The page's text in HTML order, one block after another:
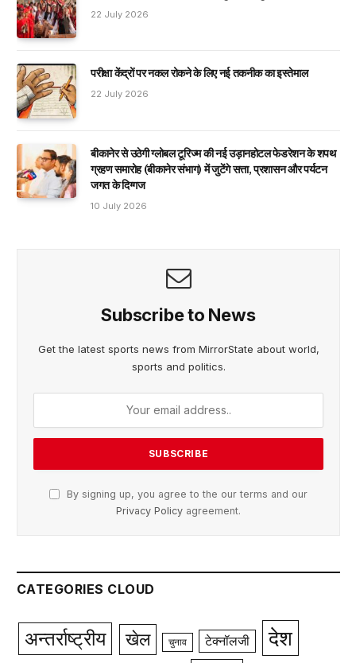
22 July 2026
परीक्षा केंद्रों पर नकल रोकने के लिए नई तकनीक का इस्तेमाल
22 July 2026
बीकानेर से उठेगी ग्लोबल टूरिज्म की नई उड़ानहोटल फेडरेशन के शपथ
ग्रहण समारोह (बीकानेर संभाग) में जुटेंगे सत्ता, प्रशासन और पर्यटन
जगत के दिग्गज
10 July 2026
Subscribe to News
Get the latest sports news from MirrorState about world,
sports and politics.
By signing up, you agree to the our terms and our
Privacy Policy agreement.
CATEGORIES CLOUD
अन्तर्राष्ट्रीय खेल चुनाव टेक्नॉलजी देश